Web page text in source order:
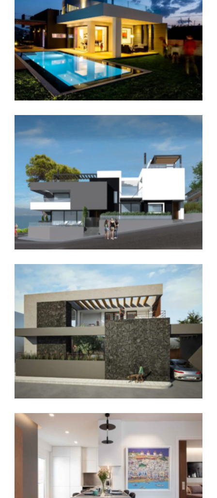
Ανακαίνιση Διαμερίσματος στο
Παραλιακό Μέτωπο της Χαλκίδας
Μονοκατοικία με πισίνα στη Χαλκίδα
Νέα διπλοκατοικία με πισίνα στην περιοχή
‘Ροδιές’, Χαλκίδα
Νέα ιδιωτική κατοικία στην Κάνηθο,
Χαλκίδα